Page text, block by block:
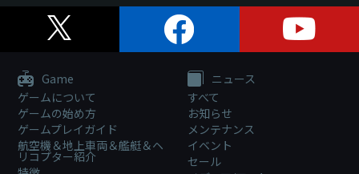
Game
ゲームについて
ゲームの始め方
ゲームプレイガイド
航空機＆地上車両＆艦艇＆ヘ
リコプター紹介
ニュース
すべて
お知らせ
メンテナンス
イベント
セール